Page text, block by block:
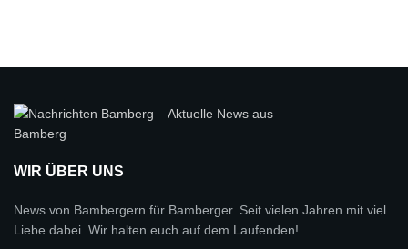
WIR ÜBER UNS
News von Bambergern für Bamberger. Seit vielen Jahren mit viel
Liebe dabei. Wir halten euch auf dem Laufenden!